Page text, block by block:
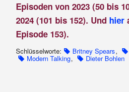
Episoden von 2023 (50 bis
2024 (101 bis 152). Und hier
Episode 153).
Schlüsselworte: Britney Spears,
Modern Talking, Dieter Bohlen